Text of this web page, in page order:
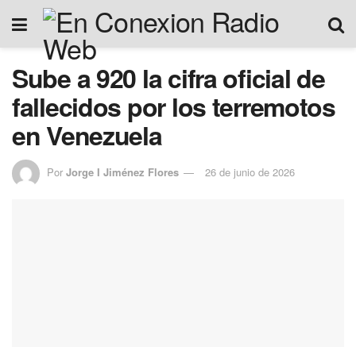
Sube a 920 la cifra oficial de
fallecidos por los terremotos
en Venezuela
Por Jorge I Jiménez Flores 26 de junio de 2026